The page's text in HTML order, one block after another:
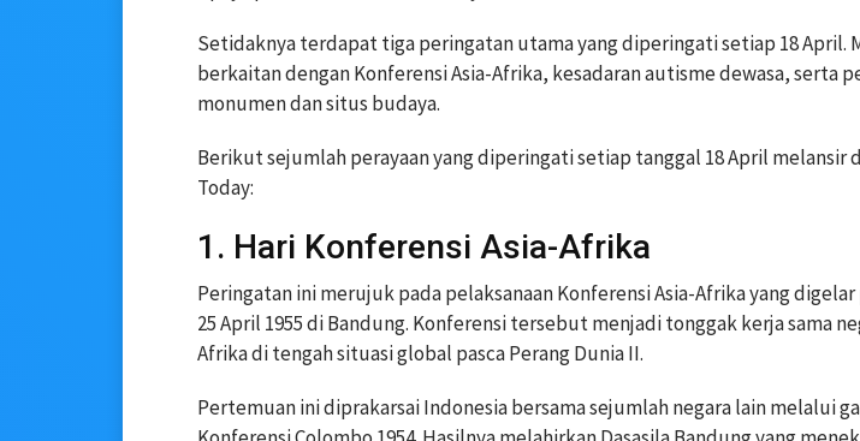
Setidaknya terdapat tiga peringatan utama yang diperingati setiap 18 April.
berkaitan dengan Konferensi Asia-Afrika, kesadaran autisme dewasa, serta
monumen dan situs budaya.
Berikut sejumlah perayaan yang diperingati setiap tanggal 18 April melansir
Today:
1. Hari Konferensi Asia-Afrika
Peringatan ini merujuk pada pelaksanaan Konferensi Asia-Afrika yang digelar
25 April 1955 di Bandung. Konferensi tersebut menjadi tonggak kerja sama
Afrika di tengah situasi global pasca Perang Dunia II.
Pertemuan ini diprakarsai Indonesia bersama sejumlah negara lain melalui